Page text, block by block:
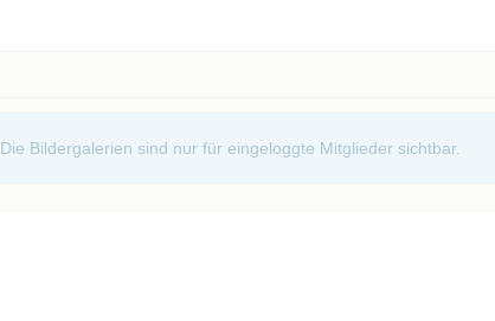
Die Bildergalerien sind nur für eingeloggte Mitglieder sichtbar.